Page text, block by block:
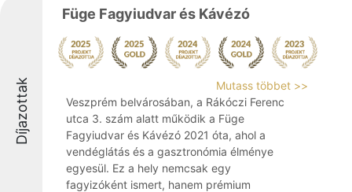
Díjazottak
Füge Fagyiudvar és Kávézó
Mutass többet >>
Veszprém belvárosában, a Rákóczi Ferenc
utca 3. szám alatt működik a Füge
Fagyiudvar és Kávézó 2021 óta, ahol a
vendéglátás és a gasztronómia élménye
egyesül. Ez a hely nemcsak egy
fagyizóként ismert, hanem prémium